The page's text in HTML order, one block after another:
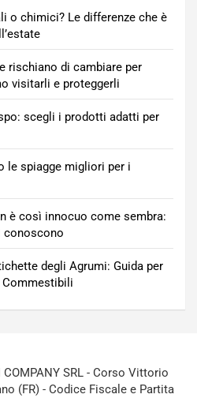
o chimici? Le differenze che è
rischiano di cambiare per
visitarli e proteggerli
scegli i prodotti adatti per
le spiagge migliori per i
è così innocuo come sembra:
conoscono
degli Agrumi: Guida per
Commestibili
SRL - Corso Vittorio
(FR) - Codice Fiscale e Partita